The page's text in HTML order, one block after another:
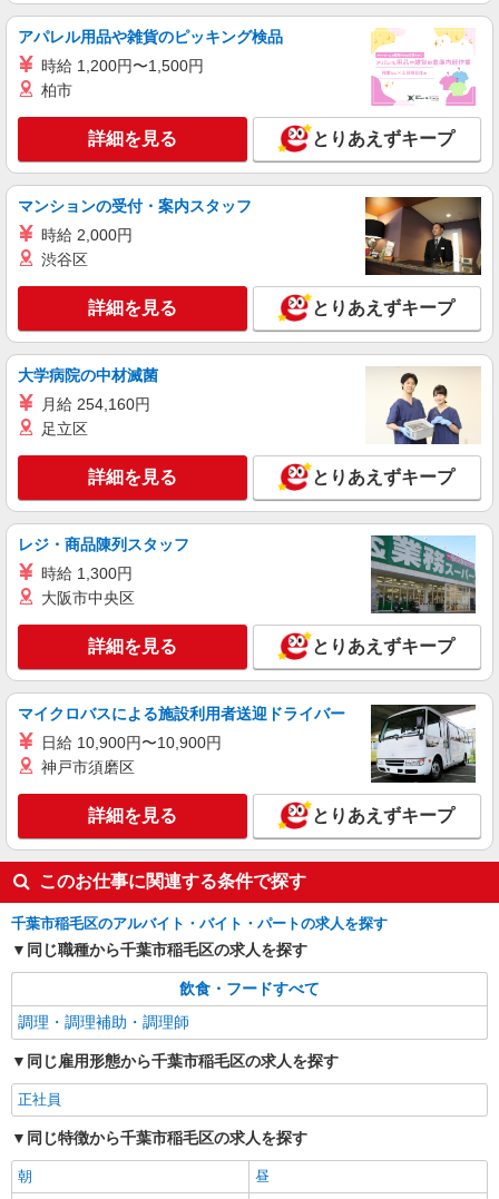
食責任者経験有 …月給295,000円以上 2.学校給食
経験5年以上（副責任者経験等） …月給250,000円
以上 3.集団給食経験3年以上（病院・特養・保育
園等） …月給235,000円以上 4.集団給食未経験・
有資格者 …月給220,000円以上 試用期間：3か月
千葉県千葉市稲毛区宮野木町の小学校 （千葉
県千葉市稲毛区宮野木町）
詳細を見る
パート
株式会社RAM リスペクト稲毛
介護施設のキッチンスタッフ
時給1,150円〜 【各種手当】 ・正月手当：100
円 ・通勤手当 └上限500円/日 └ガソリン代10
（その間の条件に変更はありません。）
〒263-0031 千葉県千葉市稲毛区稲毛東5丁目15
キープ 詳細を見る
アパレル用品や雑貨のピッキング検品
時給 1,200円〜1,500円
柏市
詳細を見る とりあえずキープ
マンションの受付・案内スタッフ
時給 2,000円
渋谷区
詳細を見る とりあえずキープ
大学病院の中材滅菌
月給 254,160円
足立区
詳細を見る とりあえずキープ
レジ・商品陳列スタッフ
時給 1,300円
大阪市中央区
詳細を見る とりあえずキープ
マイクロバスによる施設利用者送迎ドライバー
日給 10,900円〜10,900円
神戸市須磨区
詳細を見る とりあえずキープ
このお仕事に関連する条件で探す
千葉市稲毛区のアルバイト・バイト・パートの求人を探す
同じ職種から千葉市稲毛区の求人を探す
飲食・フードすべて
調理・調理補助・調理師
同じ雇用形態から千葉市稲毛区の求人を探す
正社員
同じ特徴から千葉市稲毛区の求人を探す
朝
昼